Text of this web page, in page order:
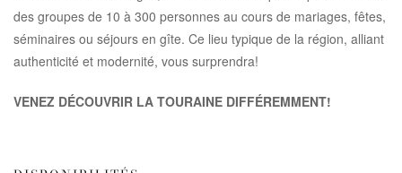
des groupes de 10 à 300 personnes au cours de mariages, fêtes,
séminaires ou séjours en gîte. Ce lieu typique de la région, alliant
authenticité et modernité, vous surprendra!
VENEZ DÉCOUVRIR LA TOURAINE DIFFÉREMMENT!